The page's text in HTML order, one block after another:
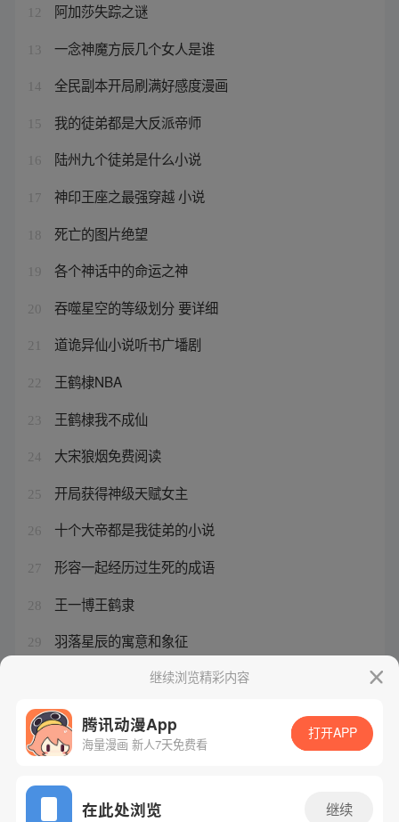
12 阿加莎失踪之谜
13 一念神魔方辰几个女人是谁
14 全民副本开局刷满好感度漫画
15 我的徒弟都是大反派帝师
16 陆州九个徒弟是什么小说
17 神印王座之最强穿越 小说
18 死亡的图片绝望
19 各个神话中的命运之神
20 吞噬星空的等级划分 要详细
21 道诡异仙小说听书广墦剧
22 王鹤棣NBA
23 王鹤棣我不成仙
24 大宋狼烟免费阅读
25 开局获得神级天赋女主
26 十个大帝都是我徒弟的小说
27 形容一起经历过生死的成语
28 王一博王鹤隶
29 羽落星辰的寓意和象征
吞噬星空在线免免费观看继续浏览精彩内容
腾讯动漫App
海量漫画 新人7天免费看
打开APP
在此处浏览 继续
网站备案/许可证号：粤B2-20090059-5